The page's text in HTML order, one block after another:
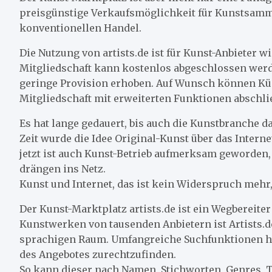
preisgünstige Verkaufsmöglichkeit für
konventionellen Handel.
Die Nutzung von artists.de ist für Kunst-Anbieter
Mitgliedschaft kann kostenlos abgeschlossen
geringe Provision erhoben. Auf Wunsch können
Mitgliedschaft mit erweiterten Funktionen
Es hat lange gedauert, bis auch die Kunstbranche
Zeit wurde die Idee Original-Kunst über das
jetzt ist auch Kunst-Betrieb aufmerksam
drängen ins Netz.
Kunst und Internet, das ist kein Widerspruch
Der Kunst-Marktplatz artists.de ist ein
Kunstwerken von tausenden Anbietern ist
sprachigen Raum. Umfangreiche
des Angebotes zurechtzufinden.
So kann dieser nach Namen, Stichworten,